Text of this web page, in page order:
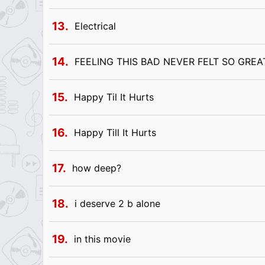
13. Electrical
14. FEELING THIS BAD NEVER FELT SO
15. Happy Til It Hurts
16. Happy Till It Hurts
17. how deep?
18. i deserve 2 b alone
19. in this movie